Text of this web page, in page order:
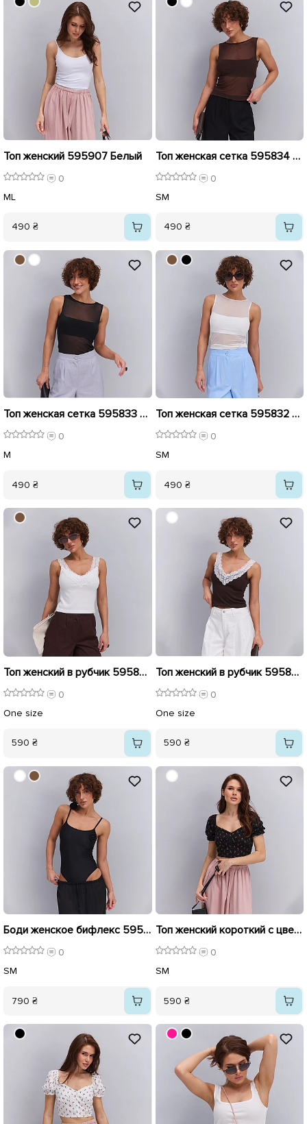
Топ женский 595907 Белый
0
ML
490 ₴
Топ женская сетка 595834 Шоколадный
0
SM
490 ₴
Топ женская сетка 595833 Черный
0
M
490 ₴
Топ женская сетка 595832 Молочный
0
SM
490 ₴
Топ женский в рубчик 595840 Молочный
0
One size
590 ₴
Топ женский в рубчик 595839 Шоколадный
0
One size
590 ₴
Боди женское бифлекс 595835 Черное
0
SM
790 ₴
Топ женский короткий с цветами 595752 Черный
0
SM
590 ₴